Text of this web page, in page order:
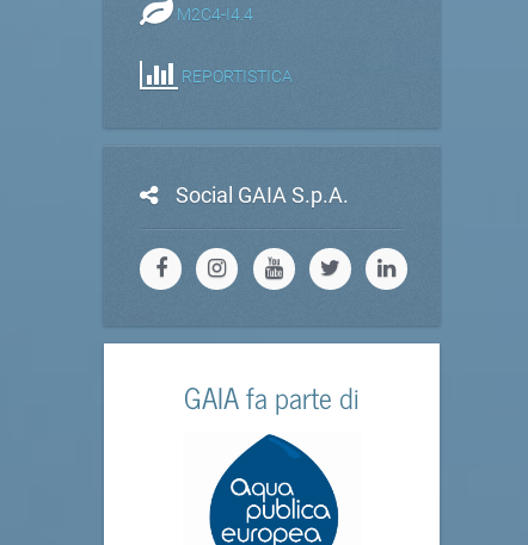
M2C4-I4.4
REPORTISTICA
Social GAIA S.p.A.
GAIA fa parte di